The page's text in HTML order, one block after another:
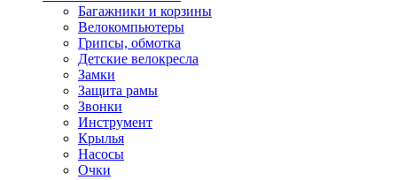
Багажники и корзины
Велокомпьютеры
Грипсы, обмотка
Детские велокресла
Замки
Защита рамы
Звонки
Инструмент
Крылья
Насосы
Очки